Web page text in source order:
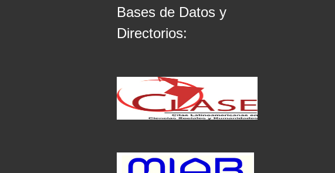
Bases de Datos y
Directorios: